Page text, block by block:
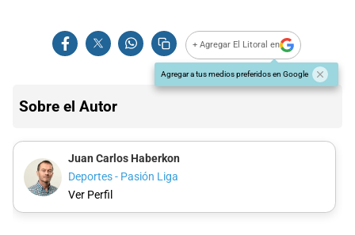
+ Agregar El Litoral en
Agregar a tus medios preferidos en Google
Sobre el Autor
Juan Carlos Haberkon
Deportes - Pasión Liga
Ver Perfil